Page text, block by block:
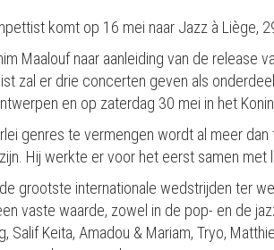
komt op 16 mei naar Jazz à Liège,
Maalouf naar aanleiding van de release
zal er drie concerten geven als
en op zaterdag 30 mei in het
genres te vermengen wordt al meer
Hij werkte er voor het eerst samen met
grootste internationale wedstrijden ter
vaste waarde, zowel in de pop- en de
Salif Keita, Amadou & Mariam, Tryo,